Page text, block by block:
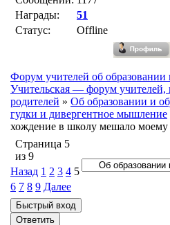
Награды:
51
Статус:
Offline
Форум учителей об
Учительская — форум учителей,
родителей » Об образовании и
гудки и дивергентное мышление
хождение в школу мешало моему
Страница 5
из 9
Назад 1 2 3 4 5
6 7 8 9 Далее